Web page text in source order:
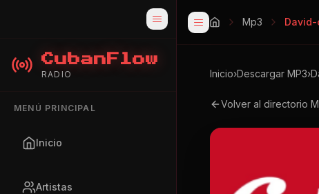
CubanFlow
RADIO
MENÚ PRINCIPAL
Inicio
Artistas
Mp3
Inicio›Descargar MP3›
Volver al directorio